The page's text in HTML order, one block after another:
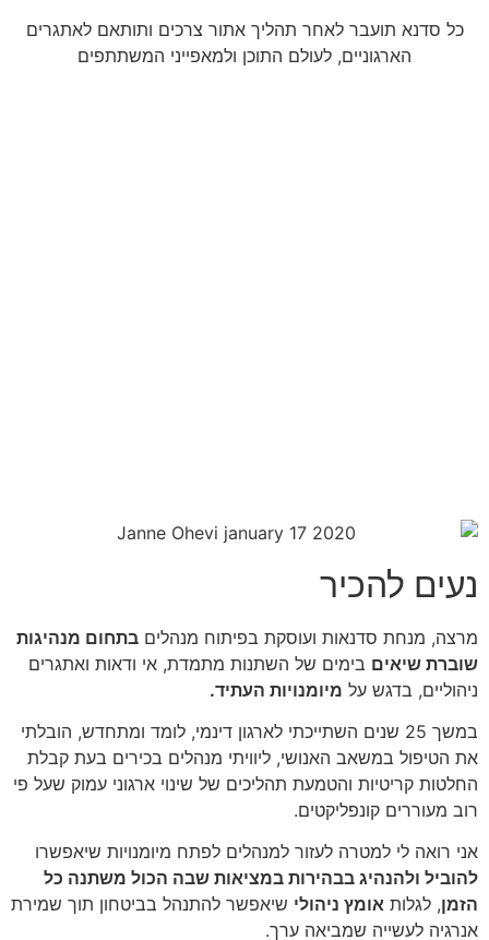
כל סדנא תועבר לאחר תהליך אתור צרכים ותותאם לאתגרים
הארגוניים, לעולם התוכן ולמאפייני המשתתפים
נעים להכיר
מרצה, מנחת סדנאות ועוסקת בפיתוח מנהלים בתחום מנהיגות
שוברת שיאים בימים של השתנות מתמדת, אי ודאות ואתגרים
ניהוליים, בדגש על מיומנויות העתיד.
במשך 25 שנים השתייכתי לארגון דינמי, לומד ומתחדש, הובלתי
את הטיפול במשאב האנושי, ליוויתי מנהלים בכירים בעת קבלת
החלטות קריטיות והטמעת תהליכים של שינוי ארגוני עמוק שעל פי
רוב מעוררים קונפליקטים.
אני רואה לי למטרה לעזור למנהלים לפתח מיומנויות שיאפשרו
להוביל ולהנהיג בבהירות במציאות שבה הכול משתנה כל
הזמן, לגלות אומץ ניהולי שיאפשר להתנהל בביטחון תוך שמירת
אנרגיה לעשייה שמביאה ערך.